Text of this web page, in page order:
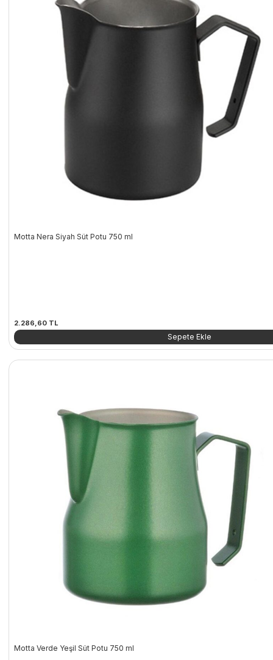
Motta Nera Siyah Süt Potu 750 ml
2.286,60 TL
Sepete Ekle
Motta Verde Yeşil Süt Potu 750 ml